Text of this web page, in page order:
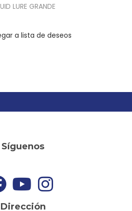
LURE GRANDE
a lista de deseos
Síguenos
Dirección